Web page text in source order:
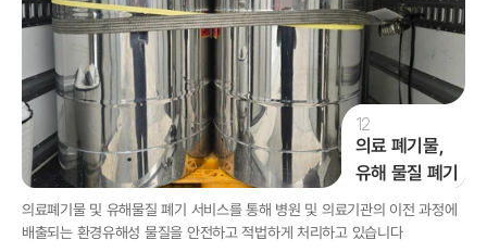
12
의료 폐기물,
유해 물질 폐기
의료폐기물 및 유해물질 폐기 서비스를 통해 병원 및 의료기관의 이전 과정에
배출되는 환경유해성 물질을 안전하고 적법하게 처리하고 있습니다